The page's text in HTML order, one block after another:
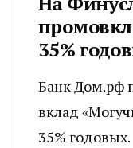
35%
Банк Дом.рф
вклад
35%